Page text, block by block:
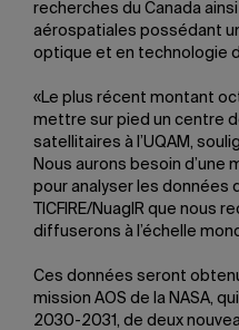
recherches du Canada
aérospatiales possédant
optique et en technologie
«Le plus récent montant
mettre sur pied un centre
satellitaires à l’UQAM,
Nous aurons besoin d’une
pour analyser les données
TICFIRE/NuagIR que nous
diffuserons à l’échelle
Ces données seront
mission AOS de la NASA,
2030-2031, de deux